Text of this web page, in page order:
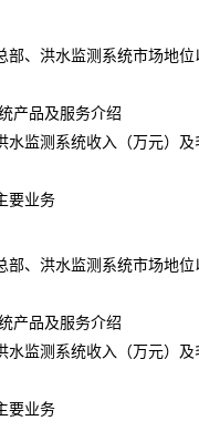
洪水监测系统市场地位
品及服务介绍
测系统收入（万元）及
业务
洪水监测系统市场地位
品及服务介绍
测系统收入（万元）及
业务